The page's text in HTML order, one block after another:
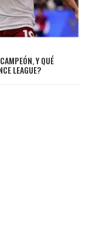
Y QUÉ
LEAGUE?